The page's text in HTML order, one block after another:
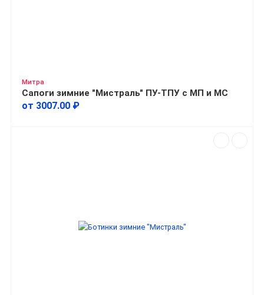
Митра
Сапоги зимние "Мистраль" ПУ-ТПУ с МП и МС
от 3007.00 ₽